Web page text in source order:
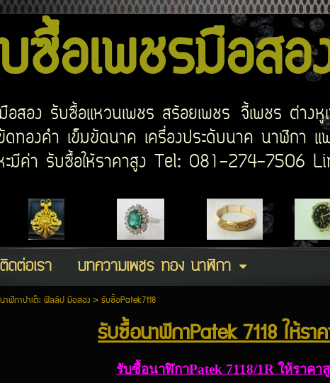
อเพชรมือสอ
สอง รับซื้อแหวนเพชร สร้อยเพชร จี้เพชร ต่างหู
ทองคำ เข็มขัดนาค เครื่องประดับนาค นาฬิกา
ะมีค่า รับซื้อให้ราคาสูง Tel: 081-274-7506
ติดต่อเรา บทความเพชร ทอง นาฬิกา
าฬิกาปาเต๊ะ ฟิลลิป มือสอง> รับซื้อPatek7118
รับซื้อนาฬิกาPatek 7118 ให้รา
รับซื้อนาฬิกาPatek 7118/1R ให้ราคา